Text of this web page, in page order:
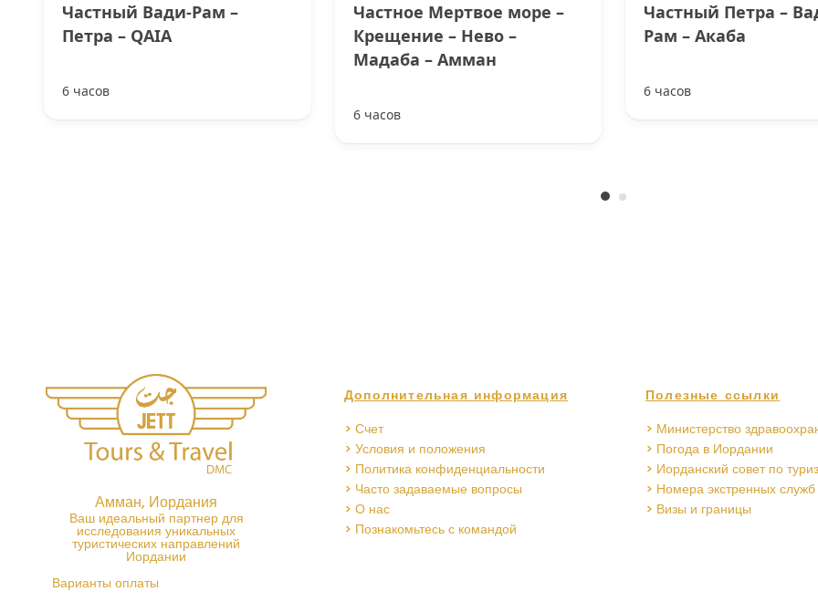
Частный Вади-Рам –
Петра – QAIA
6 часов
Частное Мертвое море –
Крещение – Нево –
Мадаба – Амман
6 часов
Частный Петра –
Рам – Акаба
6 часов
Амман, Иордания
Ваш идеальный партнер для
исследования уникальных
туристических направлений
Иордании
Варианты оплаты
Дополнительная информация
> Счет
> Условия и положения
> Политика конфиденциальности
> Часто задаваемые вопросы
> О нас
> Познакомьтесь с командой
Полезные ссылки
> Министерство
> Погода в Иордании
> Иорданский совет по
> Номера экстренных служб
> Визы и границы